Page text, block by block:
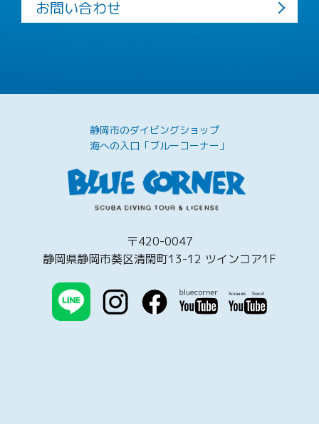
お問い合わせ
静岡市のダイビングショップ
海への入口「ブルーコーナー」
〒420-0047
静岡県静岡市葵区清閑町13-12 ツインコア1F